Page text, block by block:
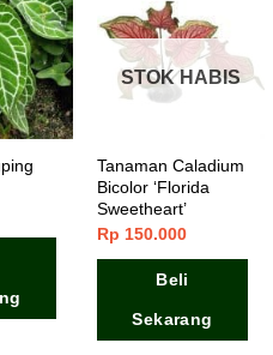
STOK HABIS
Tanaman Caladium
Bicolor ‘Florida
Sweetheart’
Rp 150.000
Beli
Sekarang